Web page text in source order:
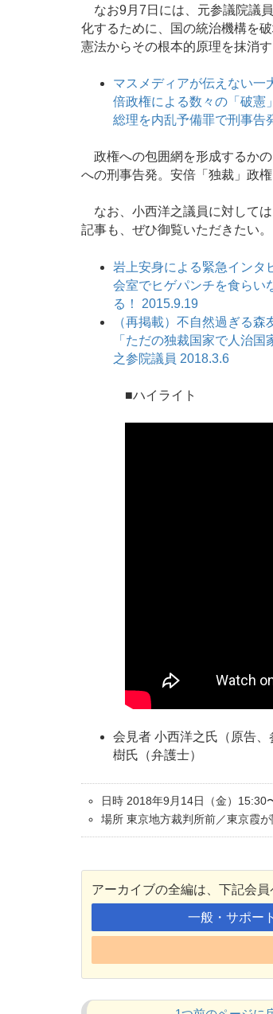
なお9月7日には、元参議院議
化するために、国の統治機構を
憲法からその根本的原理を抹消
マスメディアが伝えない一
倍政権による数々の「破憲
総理を内乱予備罪で刑事告
政権への包囲網を形成するか
への刑事告発。安倍「独裁」政
なお、小西洋之議員に対して
記事も、ぜひ御覧いただきたい。
岩上安身による緊急インタ
会室でヒゲパンチを食らい
る！ 2015.9.19
（再掲載）不自然過ぎる
「ただの独裁国家で人治
之参院議員 2018.3.6
■ハイライト
会見者 小西洋之氏（原告
樹氏（弁護士）
日時 2018年9月14日（金）15:30
場所 東京地方裁判所前／東京霞
アーカイブの全編は、下記会
一般・サポート